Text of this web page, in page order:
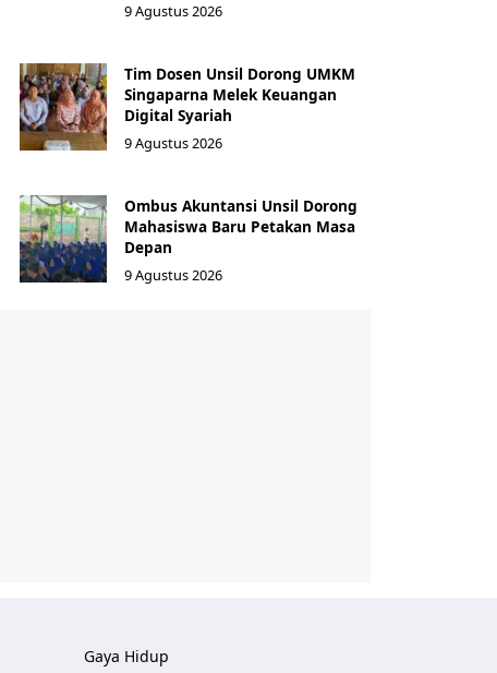
9 Agustus 2026
Tim Dosen Unsil Dorong UMKM
Singaparna Melek Keuangan
Digital Syariah
9 Agustus 2026
Ombus Akuntansi Unsil Dorong
Mahasiswa Baru Petakan Masa
Depan
9 Agustus 2026
Gaya Hidup